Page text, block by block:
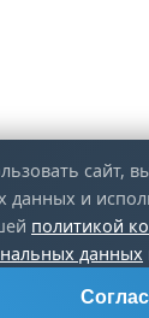
сайт,
данных и
политикой
данных